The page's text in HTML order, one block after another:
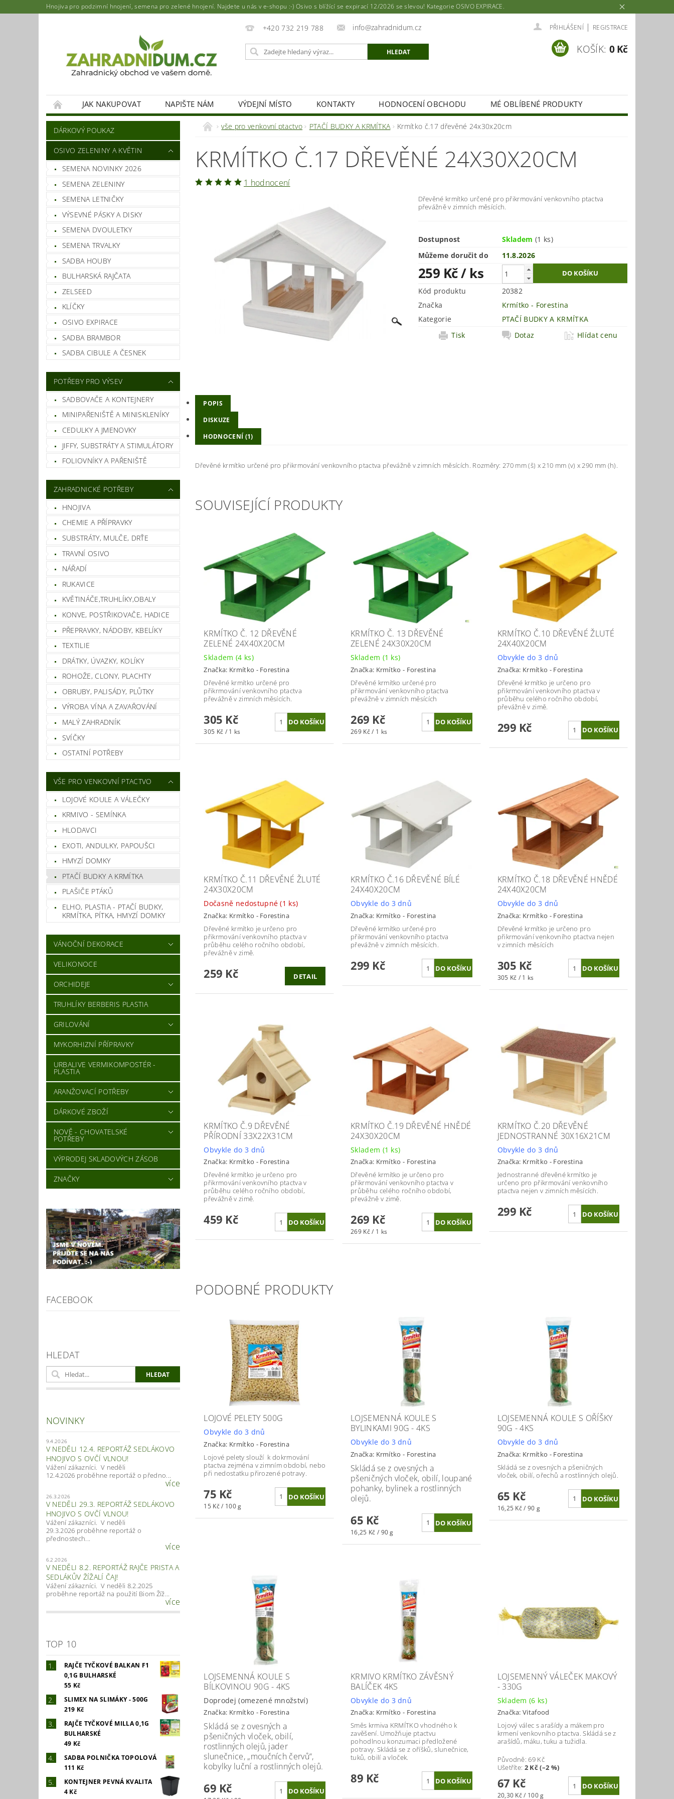
Hnojiva pro podzimní hnojení, semena pro zelené hnojení. Najdete u nás v e-shopu :-) Osivo s blížící se expirací 12/2026 se slevou! Kategorie OSIVO EXPIRACE.
+420 732 219 788 info@zahradnidum.cz PŘIHLÁŠENÍ | REGISTRACE
KOŠÍK: 0 Kč
JAK NAKUPOVAT NAPIŠTE NÁM VÝDEJNÍ MÍSTO KONTAKTY HODNOCENÍ OBCHODU MÉ OBLÍBENÉ PRODUKTY
DÁRKOVÝ POUKAZ
OSIVO ZELENINY A KVĚTIN
SEMENA NOVINKY 2026
SEMENA ZELENINY
SEMENA LETNIČKY
VÝSEVNÉ PÁSKY A DISKY
SEMENA DVOULETKY
SEMENA TRVALKY
SADBA HOUBY
BULHARSKÁ RAJČATA
ZELSEED
KLÍČKY
OSIVO EXPIRACE
SADBA BRAMBOR
SADBA CIBULE A ČESNEK
POTŘEBY PRO VÝSEV
SADBOVAČE A KONTEJNERY
MINIPAŘENIŠTĚ A MINISKLENÍKY
CEDULKY A JMENOVKY
JIFFY, SUBSTRÁTY A STIMULÁTORY
FOLIOVNÍKY A PAŘENIŠTĚ
ZAHRADNICKÉ POTŘEBY
HNOJIVA
CHEMIE A PŘÍPRAVKY
SUBSTRÁTY, MULČE, DRŤE
TRAVNÍ OSIVO
NÁŘADÍ
RUKAVICE
KVĚTINÁČE,TRUHLÍKY,OBALY
KONVE, POSTŘIKOVAČE, HADICE
PŘEPRAVKY, NÁDOBY, KBELÍKY
TEXTILIE
DRÁTKY, ÚVAZKY, KOLÍKY
ROHOŽE, CLONY, PLACHTY
OBRUBY, PALISÁDY, PLŮTKY
VÝROBA VÍNA A ZAVAŘOVÁNÍ
MALÝ ZAHRADNÍK
SVÍČKY
OSTATNÍ POTŘEBY
VŠE PRO VENKOVNÍ PTACTVO
LOJOVÉ KOULE A VÁLEČKY
KRMIVO - SEMÍNKA
HLODAVCI
EXOTI, ANDULKY, PAPOUŠCI
HMYZÍ DOMKY
PTAČÍ BUDKY A KRMÍTKA
PLAŠIČE PTÁKŮ
ELHO, PLASTIA - PTAČÍ BUDKY,
KRMÍTKA, PÍTKA, HMYZÍ DOMKY
VÁNOČNÍ DEKORACE
VELIKONOCE
ORCHIDEJE
TRUHLÍKY BERBERIS PLASTIA
GRILOVÁNÍ
MYKORHIZNÍ PŘÍPRAVKY
URBALIVE VERMIKOMPOSTÉR -
PLASTIA
ARANŽOVACÍ POTŘEBY
DÁRKOVÉ ZBOŽÍ
NOVĚ - CHOVATELSKÉ
POTŘEBY
VÝPRODEJ SKLADOVÝCH ZÁSOB
ZNAČKY
FACEBOOK
HLEDAT
NOVINKY
9.4.2026
V NEDĚLI 12.4. REPORTÁŽ SEDLÁKOVO
HNOJIVO S OVČÍ VLNOU!
Vážení zákazníci. V neděli
12.4.2026 proběhne reportáž o předno...
více
26.3.2026
V NEDĚLI 29.3. REPORTÁŽ SEDLÁKOVO
HNOJIVO S OVČÍ VLNOU!
Vážení zákazníci. V neděli
29.3.2026 proběhne reportáž o
přednostech...
více
6.2.2026
V NEDĚLI 8.2. REPORTÁŽ RAJČE PRISTA A
SEDLÁKŮV ŽÍŽALÍ ČAJ!
Vážení zákazníci. V neděli 8.2.2025
proběhne reportáž na použití Biom Žíž...
více
TOP 10
RAJČE TYČKOVÉ BALKAN F1
0,1G BULHARSKÉ
55 Kč
SLIMEX NA SLIMÁKY - 500G
219 Kč
RAJČE TYČKOVÉ MILLA 0,1G
BULHARSKÉ
49 Kč
SADBA POLNIČKA TOPOLOVÁ
111 Kč
KONTEJNER PEVNÁ KVALITA
4 Kč
vše pro venkovní ptactvo PTAČÍ BUDKY A KRMÍTKA Krmítko č.17 dřevěné 24x30x20cm
KRMÍTKO Č.17 DŘEVĚNÉ 24X30X20CM
1 hodnocení
Dřevěné krmítko určené pro přikrmování venkovního ptactva
převážně v zimních měsících.
Dostupnost Skladem(1 ks)
Můžeme doručit do
11.8.2026
259 Kč/ ks
Kód produktu
20382
Značka
Krmítko - Forestina
Kategorie
PTAČÍ BUDKY A KRMÍTKA
Tisk
Dotaz Hlídat cenu
POPIS
DISKUZE
HODNOCENÍ (1)
Dřevěné krmítko určené pro přikrmování venkovního ptactva převážně v zimních měsících. Rozměry: 270 mm (š) x 210 mm (v) x 290 mm (h).
SOUVISEJÍCÍ PRODUKTY
KRMÍTKO Č. 12 DŘEVĚNÉ
ZELENÉ 24X40X20CM
Skladem (4 ks)
Značka: Krmítko - Forestina
Dřevěné krmítko určené pro
přikrmování venkovního ptactva
převážně v zimních měsících.
305 Kč
305 Kč / 1 ks
KRMÍTKO Č. 13 DŘEVĚNÉ
ZELENÉ 24X30X20CM
Skladem (1 ks)
Značka: Krmítko - Forestina
Dřevěné krmítko určené pro
přikrmování venkovního ptactva
převážně v zimních měsících
269 Kč
269 Kč / 1 ks
KRMÍTKO Č.10 DŘEVĚNÉ ŽLUTÉ
24X40X20CM
Obvykle do 3 dnů
Značka: Krmítko - Forestina
Dřevěné krmítko je určeno pro
přikrmování venkovního ptactva v
průběhu celého ročního období,
převážně v zimě.
299 Kč
KRMÍTKO Č.11 DŘEVĚNÉ ŽLUTÉ
24X30X20CM
Dočasně nedostupné(1 ks)
Značka: Krmítko - Forestina
Dřevěné krmítko je určeno pro
přikrmování venkovního ptactva v
průběhu celého ročního období,
převážně v zimě.
259 Kč DETAIL
KRMÍTKO Č.16 DŘEVĚNÉ BÍLÉ
24X40X20CM
Obvykle do 3 dnů
Značka: Krmítko - Forestina
Dřevěné krmítko určené pro
přikrmování venkovního ptactva
převážně v zimních měsících.
299 Kč
KRMÍTKO Č.18 DŘEVĚNÉ HNĚDÉ
24X40X20CM
Obvykle do 3 dnů
Značka: Krmítko - Forestina
Dřevěné krmítko je určeno pro
přikrmování venkovního ptactva nejen
v zimních měsících
305 Kč
305 Kč / 1 ks
KRMÍTKO Č.9 DŘEVĚNÉ
PŘÍRODNÍ 33X22X31CM
Obvykle do 3 dnů
Značka: Krmítko - Forestina
Dřevěné krmítko je určeno pro
přikrmování venkovního ptactva v
průběhu celého ročního období,
převážně v zimě.
459 Kč
KRMÍTKO Č.19 DŘEVĚNÉ HNĚDÉ
24X30X20CM
Skladem (1 ks)
Značka: Krmítko - Forestina
Dřevěné krmítko je určeno pro
přikrmování venkovního ptactva v
průběhu celého ročního období,
převážně v zimě.
269 Kč
269 Kč / 1 ks
KRMÍTKO Č.20 DŘEVĚNÉ
JEDNOSTRANNÉ 30X16X21CM
Obvykle do 3 dnů
Značka: Krmítko - Forestina
Jednostranné dřevěné krmítko je
určeno pro přikrmování venkovního
ptactva nejen v zimních měsících.
299 Kč
PODOBNÉ PRODUKTY
LOJOVÉ PELETY 500G
Obvykle do 3 dnů
Značka: Krmítko - Forestina
Lojové pelety slouží k dokrmování
ptactva zejména v zimním období, nebo
při nedostatku přirozené potravy.
75 Kč
15 Kč / 100 g
LOJSEMENNÁ KOULE S
BYLINKAMI 90G - 4KS
Obvykle do 3 dnů
Značka: Krmítko - Forestina
Skládá se z ovesných a
pšeničných vloček, obilí, loupané
pohanky, bylinek a rostlinných
olejů.
65 Kč
16,25 Kč / 90 g
LOJSEMENNÁ KOULE S OŘÍŠKY
90G - 4KS
Obvykle do 3 dnů
Značka: Krmítko - Forestina
Skládá se z ovesných a pšeničných
vloček, obilí, ořechů a rostlinných olejů.
65 Kč
16,25 Kč / 90 g
LOJSEMENNÁ KOULE S
BÍLKOVINOU 90G - 4KS
Doprodej (omezené množství)
Značka: Krmítko - Forestina
Skládá se z ovesných a
pšeničných vloček, obilí,
rostlinných olejů, jader
slunečnice, „moučních červů“,
kobylky luční a rostlinných olejů.
69 Kč
KRMIVO KRMÍTKO ZÁVĚSNÝ
BALÍČEK 4KS
Obvykle do 3 dnů
Značka: Krmítko - Forestina
Směs krmiva KRMÍTKO vhodného k
zavěšení. Umožňuje ptactvu
pohodlnou konzumaci předložené
potravy. Skládá se z oříšků, slunečnice,
tuků, obilí a vloček.
89 Kč
LOJSEMENNÝ VÁLEČEK MAKOVÝ
- 330G
Skladem(6 ks)
Značka:Vitafood
Lojový válec s arašídy a mákem pro
krmení venkovního ptactva. Skládá se z
arašídů, máku, tuku a tužidla.
Původně:69 Kč
Ušetříte: 2 Kč (–2 %)
67 Kč
20,30 Kč / 100 g